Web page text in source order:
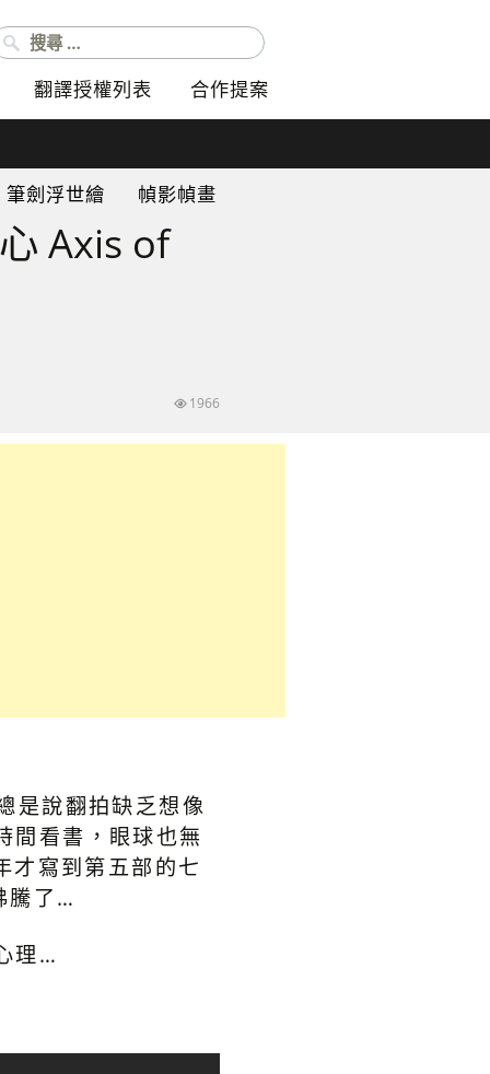
尋：
翻譯授權列表 合作提案
筆劍浮世繪 幀影幀畫
Axis of
1966
是說翻拍缺乏想像
間看書，眼球也無
才寫到第五部的七
騰了…
理…